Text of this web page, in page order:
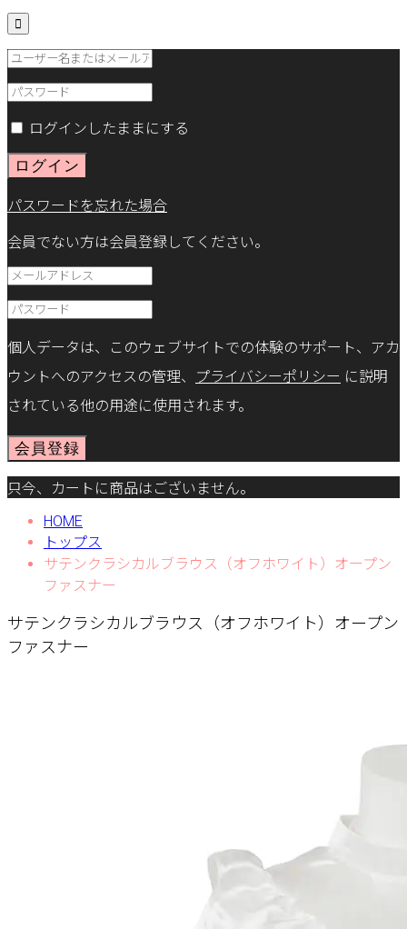

ログインしたままにする
ログイン
パスワードを忘れた場合
会員でない方は会員登録してください。
個人データは、このウェブサイトでの体験のサポート、アカ
ウントへのアクセスの管理、
プライバシーポリシー に説明
されている他の用途に使用されます。
会員登録
只今、カートに商品はございません。
HOME
トップス
サテンクラシカルブラウス（オフホワイト）オープン
ファスナー
サテンクラシカルブラウス（オフホワイト）オープン
ファスナー